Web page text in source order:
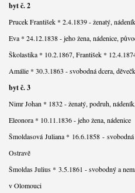
byt č. 2
Prucek František * 2.4.1839 - ženatý,
Eva * 24.12.1838 - jeho žena, nádenice,
Školastika * 10.2.1867, František *
Amálie * 30.3.1863 - svobodná dcera,
byt č. 3
Nimr Johan * 1832 - ženatý, podruh,
Eleonora * 10.11.1836 - jeho žena, nádenice
Šmoldasová Juliana * 16.6.1858 -
Ostravě
Šmoldas Julius * 3.5.1861 - svobodný a
v Olomouci